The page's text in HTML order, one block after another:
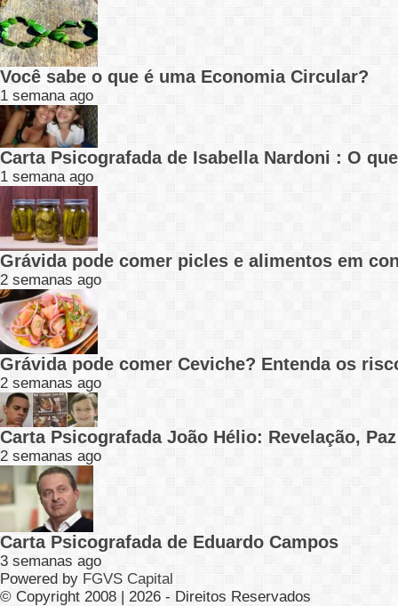
Você sabe o que é uma Economia Circular?
1 semana ago
Carta Psicografada de Isabella Nardoni : O
1 semana ago
Grávida pode comer picles e alimentos em
2 semanas ago
Grávida pode comer Ceviche? Entenda os
2 semanas ago
Carta Psicografada João Hélio: Revelação,
2 semanas ago
Carta Psicografada de Eduardo Campos
3 semanas ago
Powered by FGVS Capital
© Copyright 2008 | 2026 - Direitos Reservados